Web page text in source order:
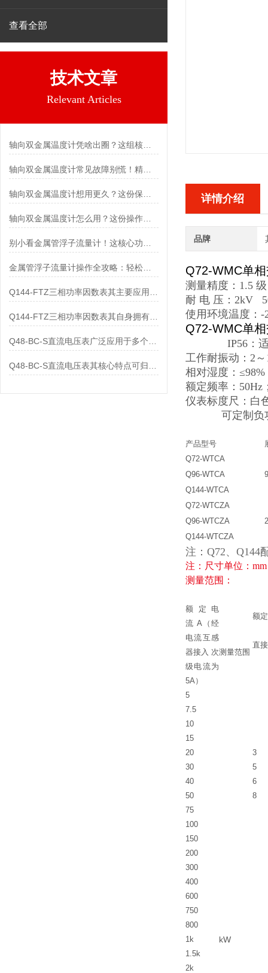
查看全部
技术文章
Relevant Articles
轴向双金属温度计凭啥出圈？这组核心特点给出了答案
轴向双金属温度计常见故障别慌！精准定位，轻松搞定难题
轴向双金属温度计怎么用？这份操作指南，新手也能快速拿捏！
金属管浮子流量计操作全攻略：轻松拿捏，精准掌控每一步！
Q144-FTZ三相功率因数表其自身拥有怎样的功能呢？
详情介绍
品牌
Q72-WMC单
测量精度：1.5
耐 电 压：2kV
使用环境温度
Q72-WMC单
IP56：适用
工作耐振动：2
相对湿度：
额定频率：50Hz
仪表标度尺：白
可定制负
产品型号
Q72-WTCA
Q96-WTCA
Q144-WTCA
Q72-WTCZA
Q96-WTCZA
Q144-WTCZA
注：Q72、Q144
注：尺寸单位：mm
测量范围：
额定电
流 A（经
电流互感
器接入 次
级电流为
5A）
测量范围
额
直
5
kW
7.5
10
15
20
3
30
5
40
6
50
8
75
100
150
200
300
400
600
750
800
1k
1.5k
2k